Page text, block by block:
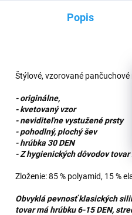
Popis
Štýlové, vzorované pančuchové
- originálne,
- kvetovaný vzor
- neviditeľne vystužené prsty
- pohodlný, plochý šev
- hrúbka 30 DEN
- Z hygienických dôvodov
Zloženie: 85 % polyamid, 15 %
Obvyklá pevnosť klasických
tovar má hrúbku 6-15 DEN,